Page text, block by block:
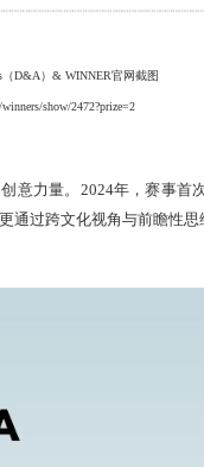
（D&A）& WINNER官网截图
show/2472?prize=2
意力量。2024年，赛事
过跨文化视角与前瞻性思